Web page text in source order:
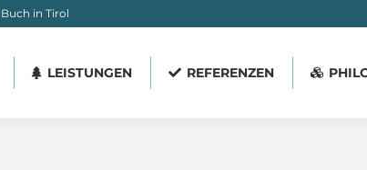
Buch in Tirol
LEISTUNGEN REFERENZEN
LEISTUNGEN REFERENZEN